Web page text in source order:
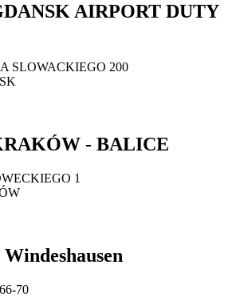
AIRPORT DUTY
SLOWACKIEGO 200
- BALICE
1
70